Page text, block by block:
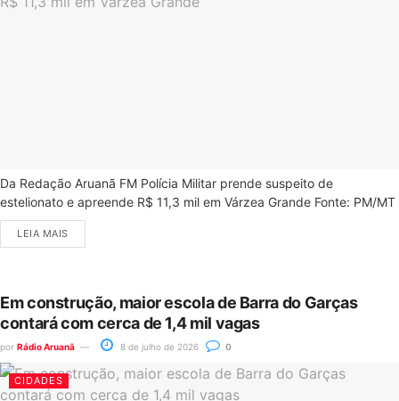
Da Redação Aruanã FM Polícia Militar prende suspeito de
estelionato e apreende R$ 11,3 mil em Várzea Grande Fonte: PM/MT
LEIA MAIS
Em construção, maior escola de Barra do Garças
contará com cerca de 1,4 mil vagas
por Rádio Aruanã 8 de julho de 2026 0
CIDADES